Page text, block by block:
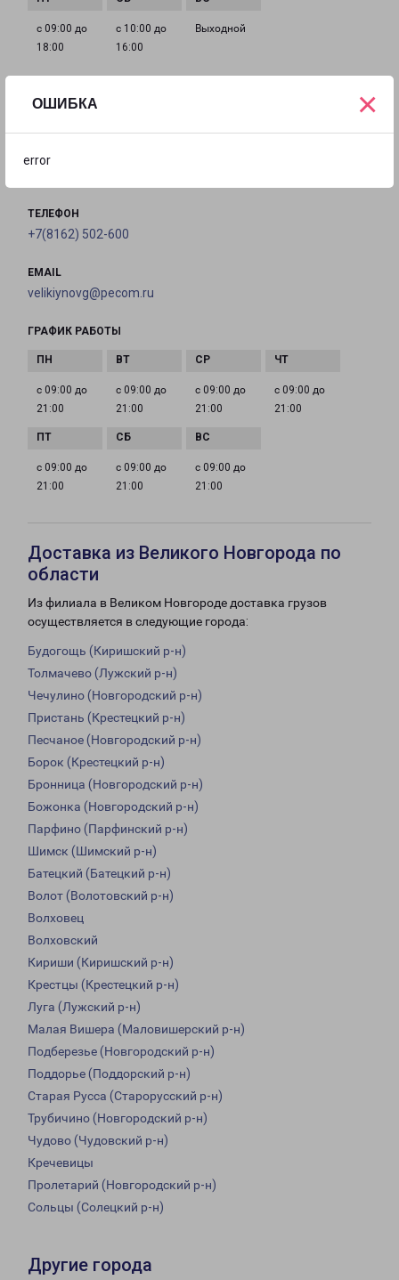
ОШИБКА
error
×
с 09:00 до
18:00
с 10:00 до
16:00
Выходной
город Старая Русса, улица Воскресенская, 7
ТЕЛЕФОН
+7(8162) 502-600
EMAIL
velikiynovg@pecom.ru
ГРАФИК РАБОТЫ
с 09:00 до
21:00
с 09:00 до
21:00
с 09:00 до
21:00
с 09:00 до
21:00
с 09:00 до
21:00
с 09:00 до
21:00
с 09:00 до
21:00
Доставка из Великого Новгорода по
области
Из филиала в Великом Новгороде доставка грузов
осуществляется в следующие города:
Будогощь (Киришский р-н)
Толмачево (Лужский р-н)
Чечулино (Новгородский р-н)
Пристань (Крестецкий р-н)
Песчаное (Новгородский р-н)
Борок (Крестецкий р-н)
Бронница (Новгородский р-н)
Божонка (Новгородский р-н)
Парфино (Парфинский р-н)
Шимск (Шимский р-н)
Батецкий (Батецкий р-н)
Волот (Волотовский р-н)
Волховец
Волховский
Кириши (Киришский р-н)
Крестцы (Крестецкий р-н)
Луга (Лужский р-н)
Малая Вишера (Маловишерский р-н)
Подберезье (Новгородский р-н)
Поддорье (Поддорский р-н)
Старая Русса (Старорусский р-н)
Трубичино (Новгородский р-н)
Чудово (Чудовский р-н)
Кречевицы
Пролетарий (Новгородский р-н)
Сольцы (Солецкий р-н)
Другие города